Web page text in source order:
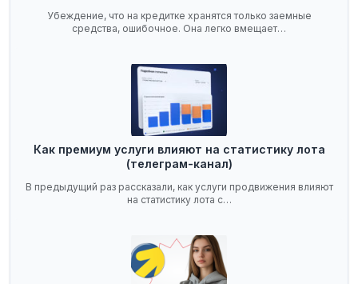
Убеждение, что на кредитке хранятся только заемные
средства, ошибочное. Она легко вмещает…
Как премиум услуги влияют на статистику лота
(телеграм-канал)
В предыдущий раз рассказали, как услуги продвижения влияют
на статистику лота с…